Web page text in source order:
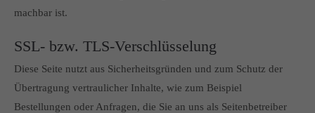
machbar ist.
SSL- bzw. TLS-Verschlüsselung
Diese Seite nutzt aus Sicherheitsgründen und zum Schutz der
Übertragung vertraulicher Inhalte, wie zum Beispiel
Bestellungen oder Anfragen, die Sie an uns als Seitenbetreiber